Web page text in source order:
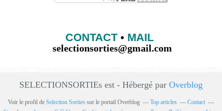
CONTACT• MAIL
selectionsorties@gmail.com
SELECTIONSORTIEs est - Hébergé par Overblog
Voir le profil de Selection Sorties sur le portail Overblog Top articles
Contact